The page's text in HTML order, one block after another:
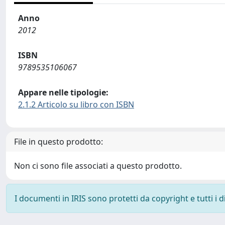
Anno
2012
ISBN
9789535106067
Appare nelle tipologie:
2.1.2 Articolo su libro con ISBN
File in questo prodotto:
Non ci sono file associati a questo prodotto.
I documenti in IRIS sono protetti da copyright e tutti i